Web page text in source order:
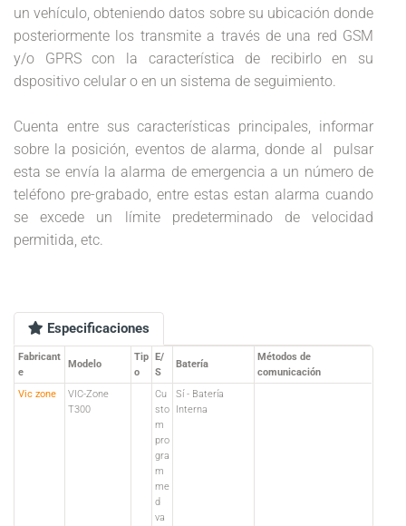
un vehículo, obteniendo datos sobre su ubicación donde
posteriormente los transmite a través de una red GSM
y/o GPRS con la característica de recibirlo en su
dspositivo celular o en un sistema de seguimiento.
Cuenta entre sus características principales, informar
sobre la posición, eventos de alarma, donde al pulsar
esta se envía la alarma de emergencia a un número de
teléfono pre-grabado, entre estas estan alarma cuando
se excede un límite predeterminado de velocidad
permitida, etc.
Especificaciones
Fabricant
e
Modelo
Tip
o
E/
S
Batería
Métodos de
comunicación
Vic zone
VIC-Zone
T300
Cu
sto
m
pro
gra
m
me
d
va
Sí - Batería
Interna